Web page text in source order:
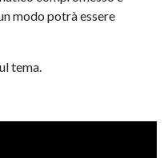
modo potrà essere
tema.